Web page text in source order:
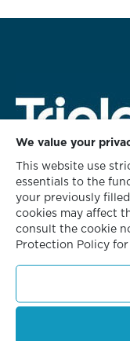
สำนักงานใหญ่
628 ชั้น 3 อาคารทริพเพิ
ซอยกลับชม ถนนนนทรี
เขตยานนาวา กรุงเทพฯ
โทร. 02 681 8700
โทรสาร. 02 681 8701
© Copyright 2023. All
We value your
This website use
essentials to the
your previously
cookies may affect
consult the cookie
Protection Policy